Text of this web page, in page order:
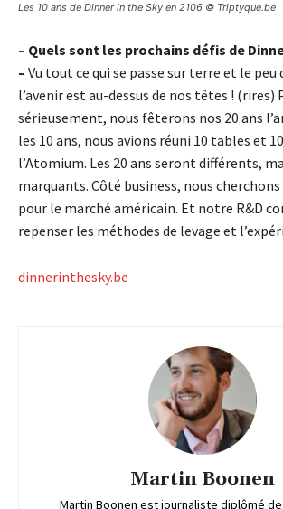
Les 10 ans de Dinner in the Sky en 2106 © Triptyque.be
– Quels sont les prochains défis de
– Vu tout ce qui se passe sur terre et le peu
l’avenir est au-dessus de nos têtes ! (rires)
sérieusement, nous fêterons nos 20 ans
les 10 ans, nous avions réuni 10 tables et
l’Atomium. Les 20 ans seront différents,
marquants. Côté business, nous
pour le marché américain. Et notre R&D
repenser les méthodes de levage et
dinnerinthesky.be
Martin Boonen
Martin Boonen est journaliste diplômé